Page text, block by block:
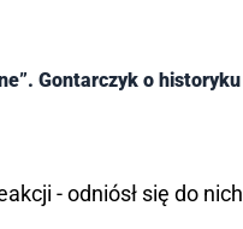
Gontarczyk o historyku
- odniósł się do nich